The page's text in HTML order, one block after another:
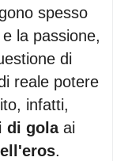
spesso
la passione,
di
reale potere
infatti,
di golaai
.